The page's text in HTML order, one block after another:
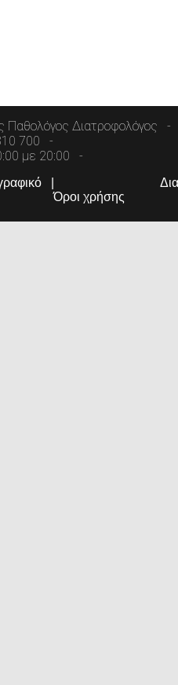
Παθολόγος Διατροφολόγος
700
με 20:00
Όροι χρήσης